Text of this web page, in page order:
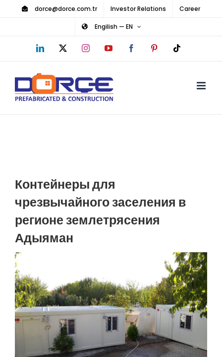
content
dorce@dorce.com.tr Investor Relations Career
Engilish — EN
LinkedIn InstagramYouTube FacebookPinterest
Контейнеры для
чрезвычайного заселения в
регионе землетрясения
Адыяман